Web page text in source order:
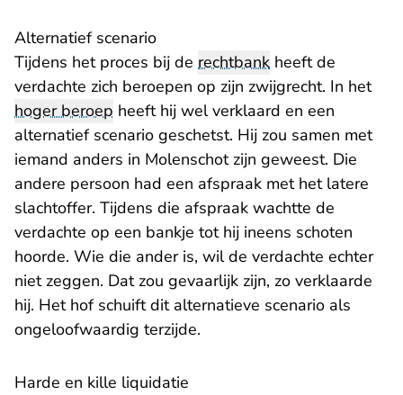
Alternatief scenario
Tijdens het proces bij de rechtbank heeft de
verdachte zich beroepen op zijn zwijgrecht. In het
hoger beroep heeft hij wel verklaard en een
alternatief scenario geschetst. Hij zou samen met
iemand anders in Molenschot zijn geweest. Die
andere persoon had een afspraak met het latere
slachtoffer. Tijdens die afspraak wachtte de
verdachte op een bankje tot hij ineens schoten
hoorde. Wie die ander is, wil de verdachte echter
niet zeggen. Dat zou gevaarlijk zijn, zo verklaarde
hij. Het hof schuift dit alternatieve scenario als
ongeloofwaardig terzijde.
Harde en kille liquidatie